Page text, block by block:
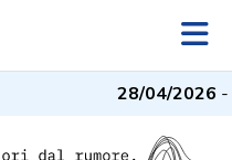
28/04/2026- I